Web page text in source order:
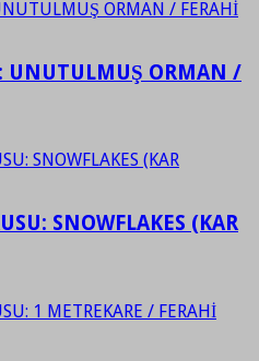
UNUTULMUŞ ORMAN /
SNOWFLAKES (KAR